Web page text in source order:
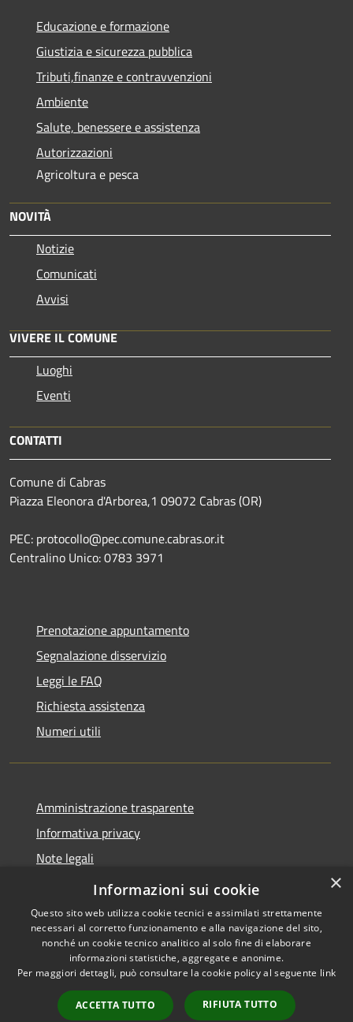
Educazione e formazione
Giustizia e sicurezza pubblica
Tributi,finanze e contravvenzioni
Ambiente
Salute, benessere e assistenza
Autorizzazioni
Agricoltura e pesca
NOVITÀ
Notizie
Comunicati
Avvisi
VIVERE IL COMUNE
Luoghi
Eventi
CONTATTI
Comune di Cabras
Piazza Eleonora d'Arborea,1 09072 Cabras (OR)
PEC: protocollo@pec.comune.cabras.or.it
Centralino Unico: 0783 3971
Prenotazione appuntamento
Segnalazione disservizio
Leggi le FAQ
Richiesta assistenza
Numeri utili
Amministrazione trasparente
Informativa privacy
Note legali
Dichiarazione di accessibilità
Accessibilità
Copyright © 2026 • Comune di
Cabras • Powered by
Municipium•
Accesso
×
Informazioni sui cookie
Questo sito web utilizza cookie tecnici e assimilati strettamente
necessari al corretto funzionamento e alla navigazione del sito,
nonché un cookie tecnico analitico al solo fine di elaborare
informazioni statistiche, aggregate e anonime.
Per maggiori dettagli, può consultare la cookie policy al seguente link
ACCETTA TUTTO RIFIUTA TUTTO